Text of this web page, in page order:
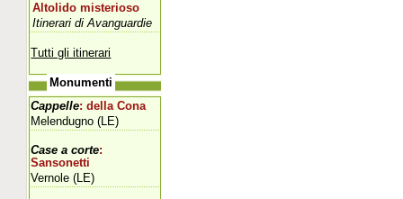
Altolido misterioso
Itinerari di Avanguardie
Tutti gli itinerari
Monumenti
Cappelle: della Cona
Melendugno (LE)
Case a corte:
Sansonetti
Vernole (LE)